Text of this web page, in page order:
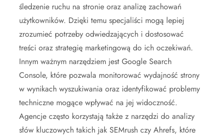
śledzenie ruchu na stronie oraz analizę zachowań
użytkowników. Dzięki temu specjaliści mogą lepiej
zrozumieć potrzeby odwiedzających i dostosować
treści oraz strategię marketingową do ich oczekiwań.
Innym ważnym narzędziem jest Google Search
Console, które pozwala monitorować wydajność strony
w wynikach wyszukiwania oraz identyfikować problemy
techniczne mogące wpływać na jej widoczność.
Agencje często korzystają także z narzędzi do analizy
słów kluczowych takich jak SEMrush czy Ahrefs, które